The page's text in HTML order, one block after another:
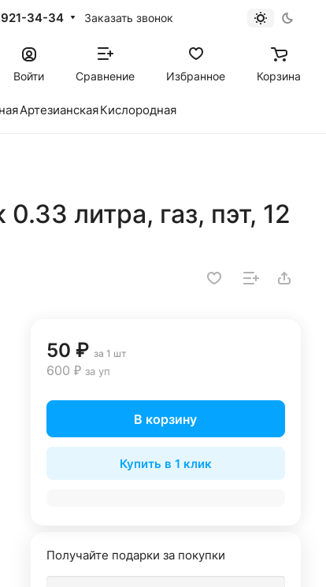
34-34 Заказать звонок
Войти Сравнение Избранное Корзина
АртезианскаяКислородная
литра, газ, пэт, 12
50 ₽ за 1 шт
600 ₽ за уп
В корзину
Купить в 1 клик
Получайте подарки за покупки